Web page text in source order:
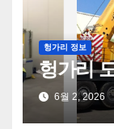
헝가리 정보
헝가리
6월 2, 2026